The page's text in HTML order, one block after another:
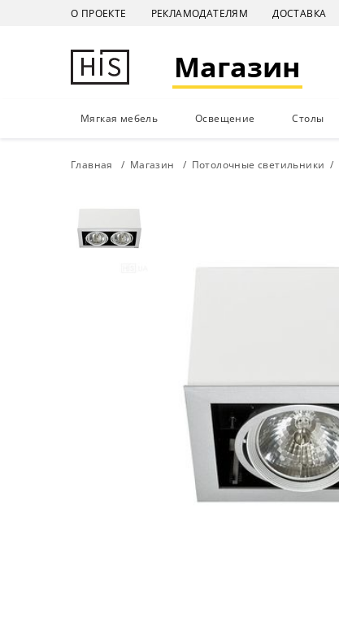
О ПРОЕКТЕ РЕКЛАМОДАТЕЛЯМ ДОСТАВКА
Магазин
Мягкая мебель Освещение Столы
Главная Магазин Потолочные светильники